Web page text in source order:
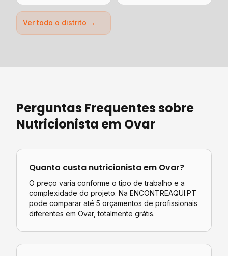
Ver todo o distrito →
Perguntas Frequentes sobre
Nutricionista em Ovar
Quanto custa nutricionistaem Ovar?
O preço varia conforme o tipo de trabalho e a
complexidade do projeto. Na ENCONTREAQUI.PT
pode comparar até 5 orçamentos de profissionais
diferentes em Ovar, totalmente grátis.